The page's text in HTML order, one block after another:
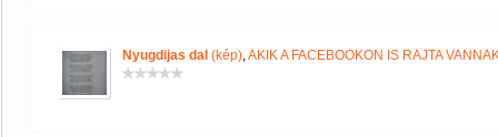
Nyugdijas dal (kép),AKIK A FACEBOOKON IS RAJTA